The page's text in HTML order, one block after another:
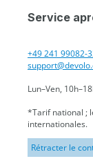
Service
+49 241 99082-
Lun–Ven,
*Tarif national ;
internationales.
Rétracter le